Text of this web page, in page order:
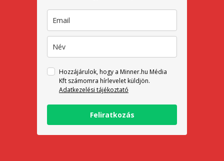
Hozzájárulok, hogy a Minner.hu Média
Kft számomra hírlevelet küldjön.
Adatkezelési tájékoztató
Feliratkozás